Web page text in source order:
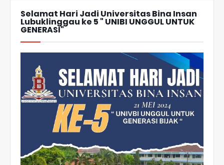
Selamat Hari Jadi Universitas Bina Insan
Lubuklinggau ke 5 " UNIBI UNGGUL UNTUK
GENERASI"